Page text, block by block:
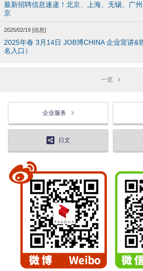
最新招聘信息速递！北京、上海、无锡、广
京
2025/02/19 [信息]
2025年春 3月14日 JOB博CHINA 企业宣讲&
名入口）
一览
企业服务
日文